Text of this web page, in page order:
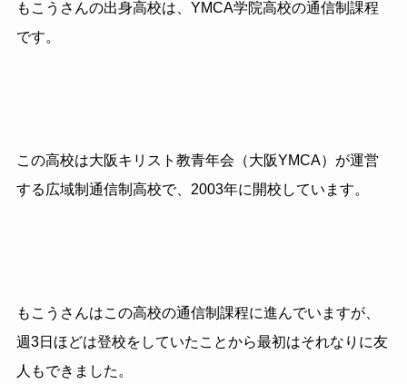
もこうさんの出身高校は、YMCA学院高校の通信制課程
です。
この高校は大阪キリスト教青年会（大阪YMCA）が運営
する広域制通信制高校で、2003年に開校しています。
もこうさんはこの高校の通信制課程に進んでいますが、
週3日ほどは登校をしていたことから最初はそれなりに友
人もできました。